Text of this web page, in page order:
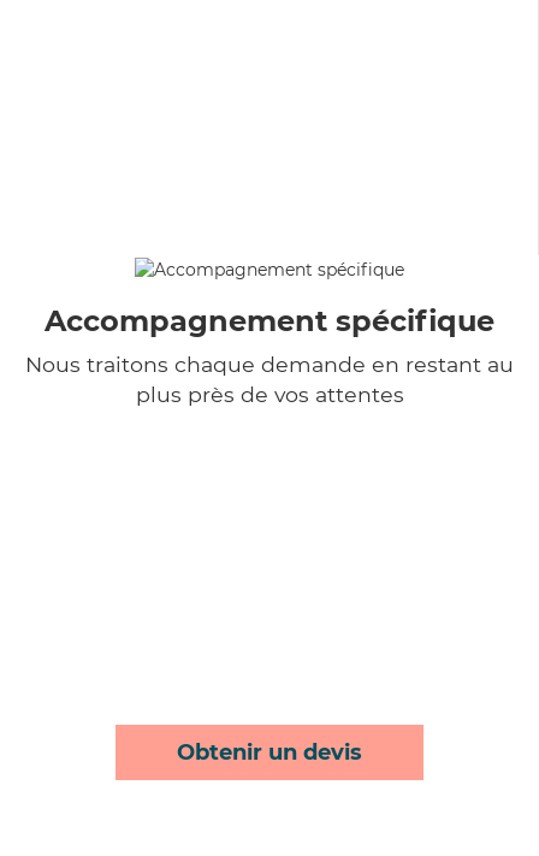
Accompagnement spécifique
Nous traitons chaque demande en restant au
plus près de vos attentes
Obtenir un devis